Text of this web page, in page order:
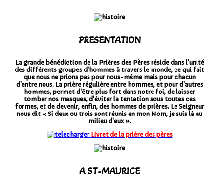
PRESENTATION
La grande bénédiction de la Prières des Pères réside dans l'unité
des différents groupes d'hommes à travers le monde, ce qui fait
que nous ne prions pas pour nous-même mais pour chacun
d'entre nous. La prière régulière entre hommes, et pour d'autres
hommes, permet d'être plus fort dans notre foi, de laisser
tomber nos masques, d'éviter la tentation sous toutes ces
formes, et de devenir, enfin, des hommes de prières. Le Seigneur
nous dit « Si deux ou trois sont réunis en mon Nom, je suis là au
milieu d'eux ».
Livret de la prière des pères
A ST-MAURICE